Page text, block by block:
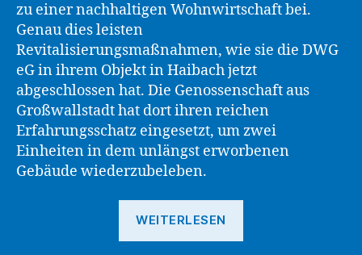
zu einer nachhaltigen Wohnwirtschaft bei.
Genau dies leisten
Revitalisierungsmaßnahmen, wie sie die DWG
eG in ihrem Objekt in Haibach jetzt
abgeschlossen hat. Die Genossenschaft aus
Großwallstadt hat dort ihren reichen
Erfahrungsschatz eingesetzt, um zwei
Einheiten in dem unlängst erworbenen
Gebäude wiederzubeleben.
WEITERLESEN